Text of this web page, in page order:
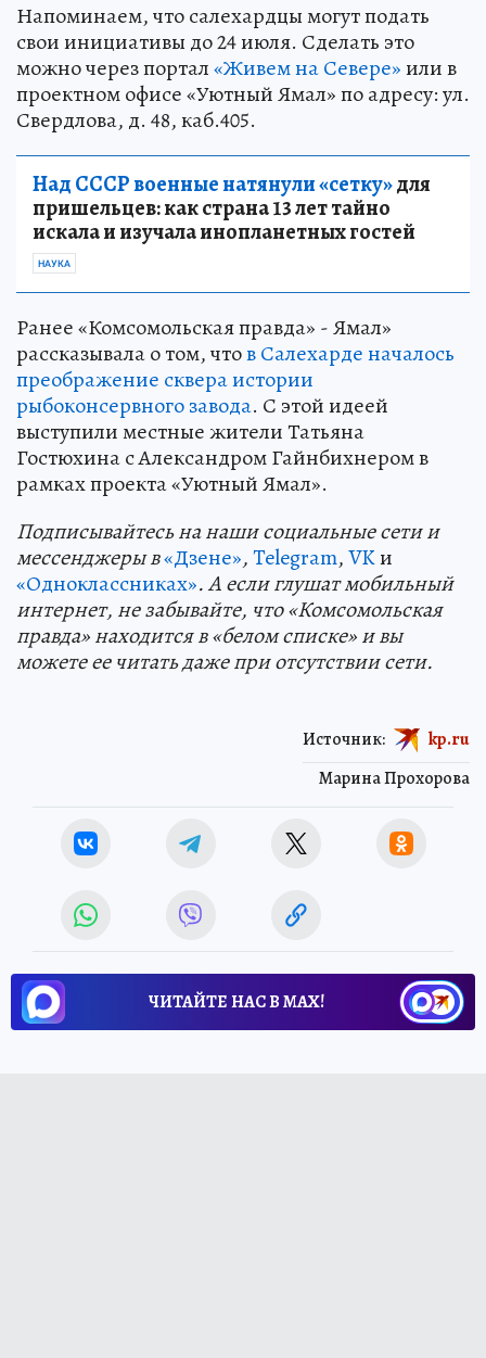
Напоминаем, что салехардцы могут подать
свои инициативы до 24 июля. Сделать это
можно через портал«Живем на Севере»или в
проектном офисе «Уютный Ямал» по адресу: ул.
Свердлова, д. 48, каб.405.
Над СССР военные натянули «сетку»для
пришельцев: как страна 13 лет тайно
искала и изучала инопланетных гостей
НАУКА
Ранее «Комсомольская правда» - Ямал»
рассказывала о том, чтов Салехарде началось
преображение сквера истории
рыбоконсервного завода. С этой идеей
выступили местные жители Татьяна
Гостюхина с Александром Гайнбихнером в
рамках проекта «Уютный Ямал».
Подписывайтесь на наши социальные сети и
мессенджеры в«Дзене»,Telegram,VKи
«Одноклассниках». А если глушат мобильный
интернет, не забывайте, что «Комсомольская
правда» находится в «белом списке» и вы
можете ее читать даже при отсутствии сети.
Марина Прохорова
Источник: kp.ru
ЧИТАЙТЕ НАС В МАХ!